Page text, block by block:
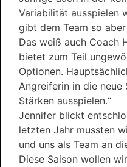
Variabilität ausspielen
gibt dem Team so
Das weiß auch Coach
bietet zum Teil
Optionen.
Angreiferin in die neue
Stärken ausspielen.“
Jennifer blickt
letzten Jahr mussten
und uns als Team an
Diese Saison wollen